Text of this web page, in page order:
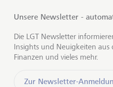
Unsere Newsletter -
Die LGT Newsletter
Insights und Neuigkeiten aus
Finanzen und vieles mehr.
Zur Newsletter-